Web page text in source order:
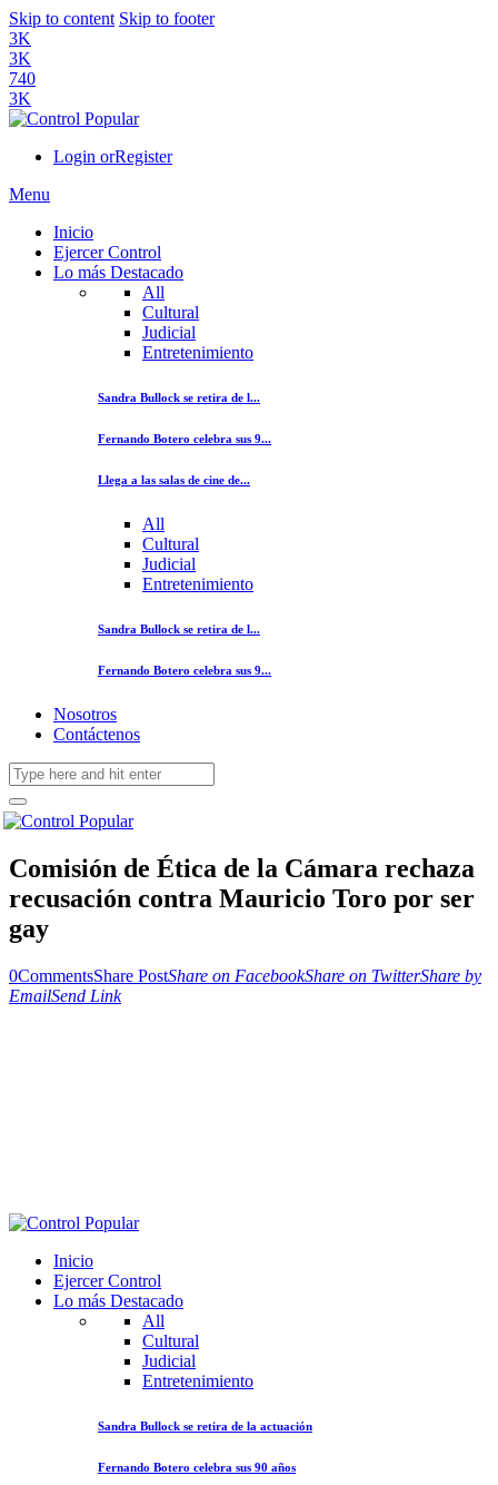
Skip to content Skip to footer
3K
3K
740
3K
Login orRegister
Menu
Inicio
Ejercer Control
Lo más Destacado
All
Cultural
Judicial
Entretenimiento
Sandra Bullock se retira de l...
Fernando Botero celebra sus 9...
Llega a las salas de cine de...
All
Cultural
Judicial
Entretenimiento
Sandra Bullock se retira de l...
Fernando Botero celebra sus 9...
Nosotros
Contáctenos
Comisión de Ética de la Cámara rechaza
recusación contra Mauricio Toro por ser
gay
0CommentsShare PostShare on FacebookShare on TwitterShare by
EmailSend Link
Inicio
Ejercer Control
Lo más Destacado
All
Cultural
Judicial
Entretenimiento
Sandra Bullock se retira de la actuación
Fernando Botero celebra sus 90 años